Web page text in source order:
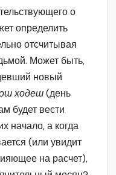
о
определить
отсчитывая
Может быть,
новый
ходеш(день
будет вести
начало, а когда
(или увидит
на расчет),